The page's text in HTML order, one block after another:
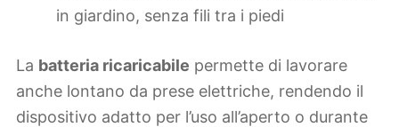
in giardino, senza fili tra i piedi
La batteria ricaricabile permette di lavorare
anche lontano da prese elettriche, rendendo il
dispositivo adatto per l’uso all’aperto o durante